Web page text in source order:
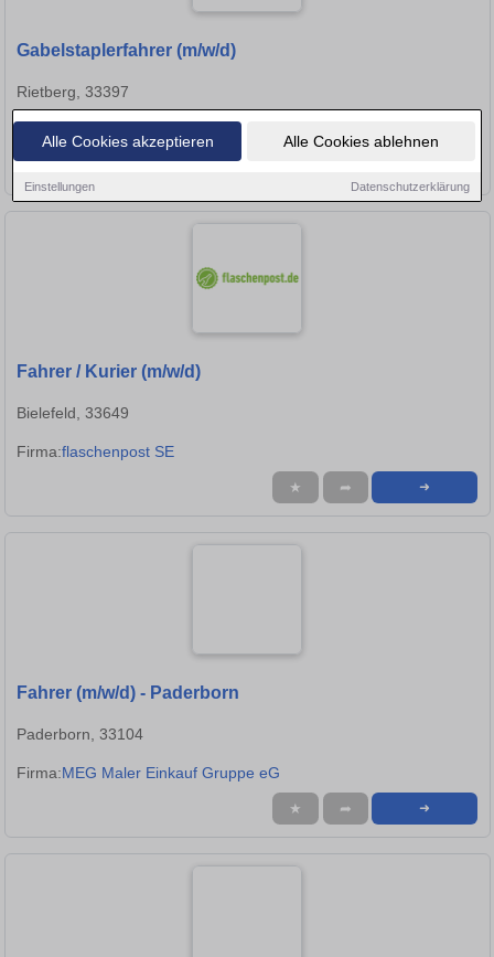
Alle Cookies akzeptieren Alle Cookies ablehnen
Einstellungen Datenschutzerklärung
Gabelstaplerfahrer (m/w/d)
Rietberg, 33397
Fahrer / Kurier (m/w/d)
Bielefeld, 33649
Firma:flaschenpost SE
★ ➦ ➜
Fahrer (m/w/d) - Paderborn
Paderborn, 33104
Firma:MEG Maler Einkauf Gruppe eG
★ ➦ ➜